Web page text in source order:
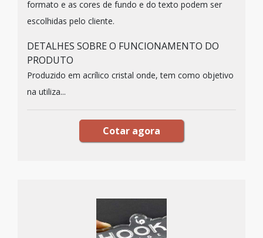
formato e as cores de fundo e do texto podem ser
escolhidas pelo cliente.
DETALHES SOBRE O FUNCIONAMENTO DO
PRODUTO
Produzido em acrílico cristal onde, tem como objetivo
na utiliza...
Cotar agora